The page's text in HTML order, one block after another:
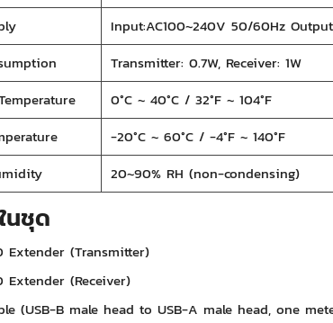
Input:AC100~240V 50/60Hz
Transmitter: 0.7W, Receiver: 1W
0°C ~ 40°C / 32°F ~ 104°F
-20°C ~ 60°C / -4°F ~ 140°F
20~90% RH (non-condensing)
นชุด
Extender (Transmitter)
Extender (Receiver)
(USB-B male head to USB-A male head, one